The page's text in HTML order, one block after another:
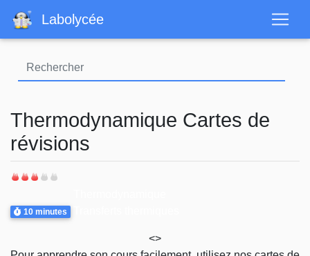
contenu
Labolycée
Thermodynamique Cartes de
révisions
Difficulté
Durée
10 minutes
<>